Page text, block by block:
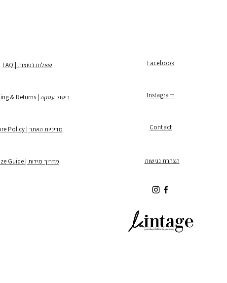
שאלות נפוצות | FAQ
ביטול עסקה | Shipping & Returns
מדיניות האתר | Store Policy
מדריך מידות | Size Guide
Facebook
Instagram
Contact
הצהרת נגישות